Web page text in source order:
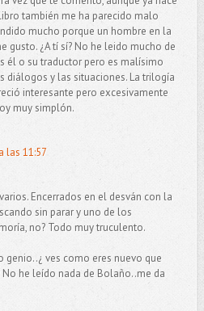
también me ha parecido malo
mucho porque un hombre en la
gusto. ¿A tí sí? No he leido mucho de
él o su traductor pero es malísimo
diálogos y las situaciones. La trilogía
interesante pero excesivamente
muy simplón.
las 11:57
Encerrados en el desván con la
sin parar y uno de los
no? Todo muy truculento.
genio..¿ ves como eres nuevo que
he leído nada de Bolaño..me da